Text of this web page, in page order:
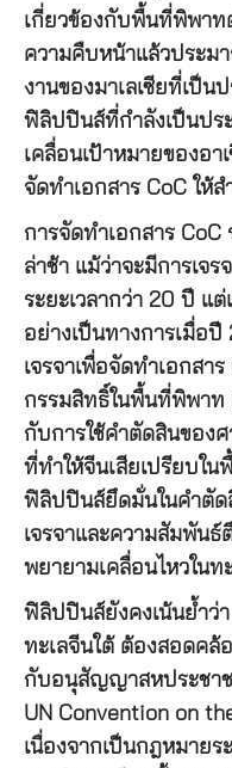
เกี่ยวข้องกับพื้นที่พิพาท
ความคืบหน้าแล้วประม
งานของมาเลเซียที่เป็น
ฟิลิปปินส์ที่กำลังเป็นปร
เคลื่อนเป้าหมายของอ
จัดทำเอกสาร CoC ให้
การจัดทำเอกสาร CoC
ล่าช้า แม้ว่าจะมีการเจ
ระยะเวลากว่า 20 ปี แ
อย่างเป็นทางการเมื่อ
เจรจาเพื่อจัดทำเอกสา
กรรมสิทธิ์ในพื้นที่พิพาท
กับการใช้คำตัดสินของ
ที่ทำให้จีนเสียเปรียบใ
ฟิลิปปินส์ยึดมั่นในคำตัด
เจรจาและความสัมพันธ์
พยายามเคลื่อนไหวใน
ฟิลิปปินส์ยังคงเน้นย้ำว่า
ทะเลจีนใต้ ต้องสอดคล้
กับอนุสัญญาสหประชาช
UN Convention on
เนื่องจากเป็นกฎหมาย